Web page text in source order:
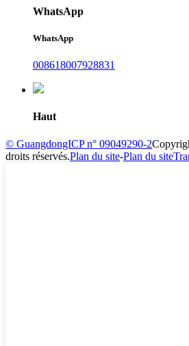
WhatsApp
WhatsApp
008618007928831
Haut
© GuangdongICP n° 09049290-2
droits réservés.Plan du site-Plan du